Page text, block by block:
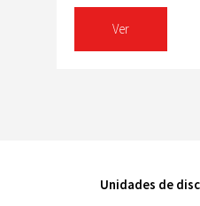
Ver
Unidades de